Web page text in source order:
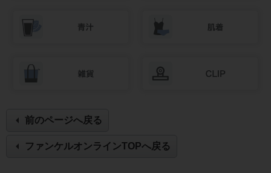
前のページへ戻る
ファンケルオンラインTOPへ戻る